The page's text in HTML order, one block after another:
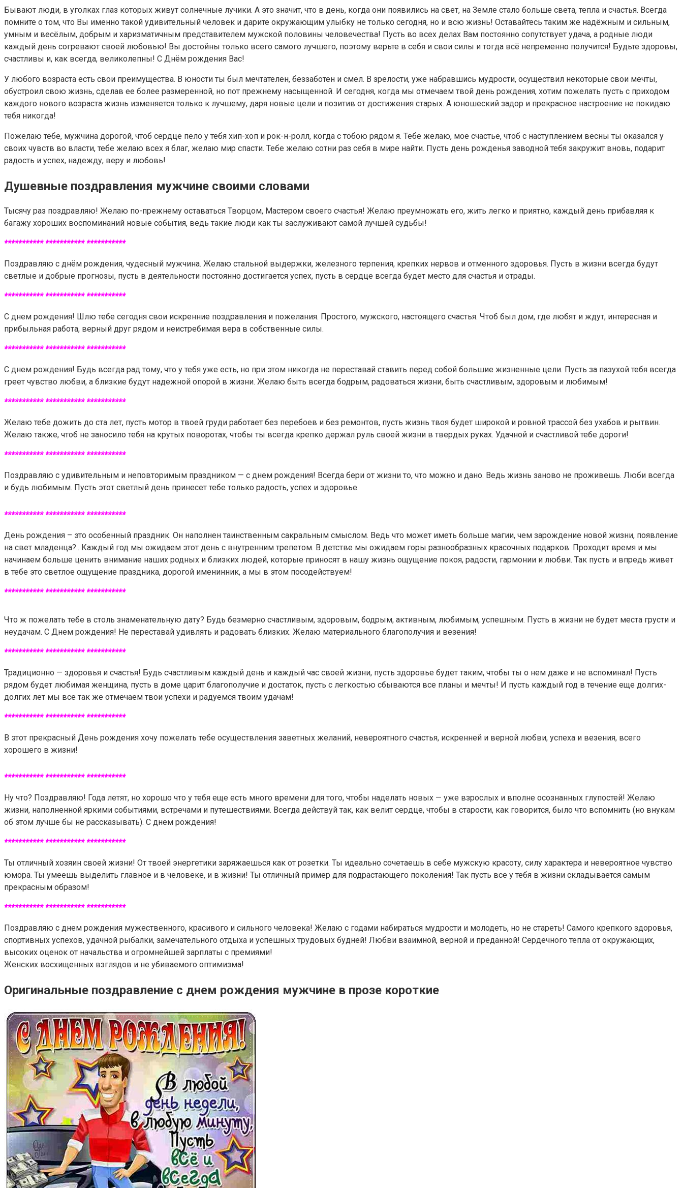
Бывают люди, в уголках глаз которых живут солнечные лучики. А это значит, что в день, когда они появились на свет, на Земле стало больше света, тепла и счастья. Всегда
помните о том, что Вы именно такой удивительный человек и дарите окружающим улыбку не только сегодня, но и всю жизнь! Оставайтесь таким же надёжным и сильным,
умным и весёлым, добрым и харизматичным представителем мужской половины человечества! Пусть во всех делах Вам постоянно сопутствует удача, а родные люди
каждый день согревают своей любовью! Вы достойны только всего самого лучшего, поэтому верьте в себя и свои силы и тогда всё непременно получится! Будьте здоровы,
счастливы и, как всегда, великолепны! С Днём рождения Вас!
У любого возраста есть свои преимущества. В юности ты был мечтателен, беззаботен и смел. В зрелости, уже набравшись мудрости, осуществил некоторые свои мечты,
обустроил свою жизнь, сделав ее более размеренной, но пот прежнему насыщенной. И сегодня, когда мы отмечаем твой день рождения, хотим пожелать пусть с приходом
каждого нового возраста жизнь изменяется только к лучшему, даря новые цели и позитив от достижения старых. А юношеский задор и прекрасное настроение не покидаю
тебя никогда!
Пожелаю тебе, мужчина дорогой, чтоб сердце пело у тебя хип-хоп и рок-н-ролл, когда с тобою рядом я. Тебе желаю, мое счастье, чтоб с наступлением весны ты оказался у
своих чувств во власти, тебе желаю всех я благ, желаю мир спасти. Тебе желаю сотни раз себя в мире найти. Пусть день рожденья заводной тебя закружит вновь, подарит
радость и успех, надежду, веру и любовь!
Душевные поздравления мужчине своими словами
Тысячу раз поздравляю! Желаю по-прежнему оставаться Творцом, Мастером своего счастья! Желаю преумножать его, жить легко и приятно, каждый день прибавляя к
багажу хороших воспоминаний новые события, ведь такие люди как ты заслуживают самой лучшей судьбы!
*********** *********** ***********
Поздравляю с днём рождения, чудесный мужчина. Желаю стальной выдержки, железного терпения, крепких нервов и отменного здоровья. Пусть в жизни всегда будут
светлые и добрые прогнозы, пусть в деятельности постоянно достигается успех, пусть в сердце всегда будет место для счастья и отрады.
*********** *********** ***********
С днем рождения! Шлю тебе сегодня свои искренние поздравления и пожелания. Простого, мужского, настоящего счастья. Чтоб был дом, где любят и ждут, интересная и
прибыльная работа, верный друг рядом и неистребимая вера в собственные силы.
*********** *********** ***********
С днем рождения! Будь всегда рад тому, что у тебя уже есть, но при этом никогда не переставай ставить перед собой большие жизненные цели. Пусть за пазухой тебя всегда
греет чувство любви, а близкие будут надежной опорой в жизни. Желаю быть всегда бодрым, радоваться жизни, быть счастливым, здоровым и любимым!
*********** *********** ***********
Желаю тебе дожить до ста лет, пусть мотор в твоей груди работает без перебоев и без ремонтов, пусть жизнь твоя будет широкой и ровной трассой без ухабов и рытвин.
Желаю также, чтоб не заносило тебя на крутых поворотах, чтобы ты всегда крепко держал руль своей жизни в твердых руках. Удачной и счастливой тебе дороги!
*********** *********** ***********
Поздравляю с удивительным и неповторимым праздником — с днем рождения! Всегда бери от жизни то, что можно и дано. Ведь жизнь заново не проживешь. Люби всегда
и будь любимым. Пусть этот светлый день принесет тебе только радость, успех и здоровье.
*********** *********** ***********
День рождения – это особенный праздник. Он наполнен таинственным сакральным смыслом. Ведь что может иметь больше магии, чем зарождение новой жизни, появление
на свет младенца?.. Каждый год мы ожидаем этот день с внутренним трепетом. В детстве мы ожидаем горы разнообразных красочных подарков. Проходит время и мы
начинаем больше ценить внимание наших родных и близких людей, которые приносят в нашу жизнь ощущение покоя, радости, гармонии и любви. Так пусть и впредь живет
в тебе это светлое ощущение праздника, дорогой именинник, а мы в этом посодействуем!
*********** *********** ***********
Что ж пожелать тебе в столь знаменательную дату? Будь безмерно счастливым, здоровым, бодрым, активным, любимым, успешным. Пусть в жизни не будет места грусти и
неудачам. С Днем рождения! Не переставай удивлять и радовать близких. Желаю материального благополучия и везения!
*********** *********** ***********
Традиционно — здоровья и счастья! Будь счастливым каждый день и каждый час своей жизни, пусть здоровье будет таким, чтобы ты о нем даже и не вспоминал! Пусть
рядом будет любимая женщина, пусть в доме царит благополучие и достаток, пусть с легкостью сбываются все планы и мечты! И пусть каждый год в течение еще долгих-
долгих лет мы все так же отмечаем твои успехи и радуемся твоим удачам!
*********** *********** ***********
В этот прекрасный День рождения хочу пожелать тебе осуществления заветных желаний, невероятного счастья, искренней и верной любви, успеха и везения, всего
хорошего в жизни!
*********** *********** ***********
Ну что? Поздравляю! Года летят, но хорошо что у тебя еще есть много времени для того, чтобы наделать новых — уже взрослых и вполне осознанных глупостей! Желаю
жизни, наполненной яркими событиями, встречами и путешествиями. Всегда действуй так, как велит сердце, чтобы в старости, как говорится, было что вспомнить (но внукам
об этом лучше бы не рассказывать). С днем рождения!
*********** *********** ***********
Ты отличный хозяин своей жизни! От твоей энергетики заряжаешься как от розетки. Ты идеально сочетаешь в себе мужскую красоту, силу характера и невероятное чувство
юмора. Ты умеешь выделить главное и в человеке, и в жизни! Ты отличный пример для подрастающего поколения! Так пусть все у тебя в жизни складывается самым
прекрасным образом!
*********** *********** ***********
Поздравляю с днем рождения мужественного, красивого и сильного человека! Желаю с годами набираться мудрости и молодеть, но не стареть! Самого крепкого здоровья,
спортивных успехов, удачной рыбалки, замечательного отдыха и успешных трудовых будней! Любви взаимной, верной и преданной! Сердечного тепла от окружающих,
высоких оценок от начальства и огромнейшей зарплаты с премиями!
Женских восхищенных взглядов и не убиваемого оптимизма!
Оригинальные поздравление с днем рождения мужчине в прозе короткие